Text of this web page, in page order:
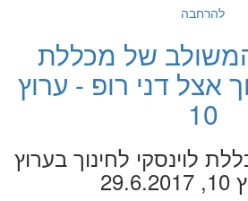
להרחבה
של מכללת
אצל דני רופ - ערוץ
10
לוינסקי לחינוך בערוץ